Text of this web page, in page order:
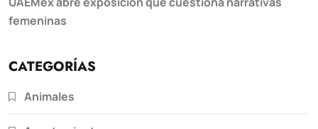
femeninas
CATEGORÍAS
Animales